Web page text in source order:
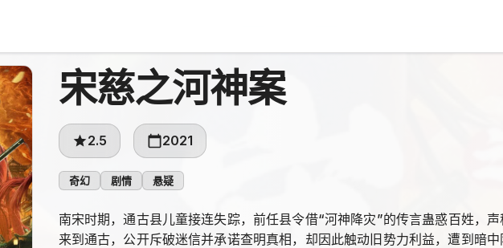
宋慈之河神案
2.5 2021
奇幻 剧情 悬疑
南宋时期，通古县儿童接连失踪，前任县令借“河神降灾”的传言蛊惑百姓，
来到通古，公开斥破迷信并承诺查明真相，却因此触动旧势力利益，遭到暗